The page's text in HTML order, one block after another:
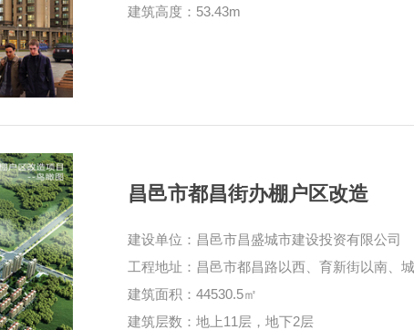
建筑高度：53.43m
昌邑市都昌街办棚户区改造
建设单位：昌邑市昌盛城市建设投资有限公司
工程地址：昌邑市都昌路以西、育新街以南、
建筑面积：44530.5㎡
建筑层数：地上11层，地下2层